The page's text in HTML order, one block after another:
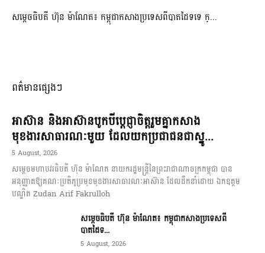
សម្ដេចធិបតី ហ៊ុន ម៉ាណែត៖ កម្ពុជាកសាងប្រទេសពីបាតដៃទទេ ក្...
ពត៌មានផ្សេងៗ
អាស៊ាន និងអាស៊ានបូកបីប្តេជ្ញាចិត្តរួមគ្នាកសាង
មុខងារសាធារណៈមួយ ដែលយកប្រជាជនជាស្នូ...
5 August, 2026
សម្តេចមហាបវរធិបតី ហ៊ុន ម៉ាណែត នាយករដ្ឋមន្ត្រីនៃព្រះរាជាណាចក្រកម្ពុជា បាន
អនុញ្ញាតឱ្យគណៈប្រតិភូប្រមុខមុខងារសាធារណៈអាស៊ាន ដែលដឹកនាំដោយ ឯកឧត្តម
បណ្ឌិត Zudan Arif Fakrulloh
សម្ដេចធិបតី ហ៊ុន ម៉ាណែត៖ កម្ពុជាកសាងប្រទេសពី
បាតដៃទ...
5 August, 2026